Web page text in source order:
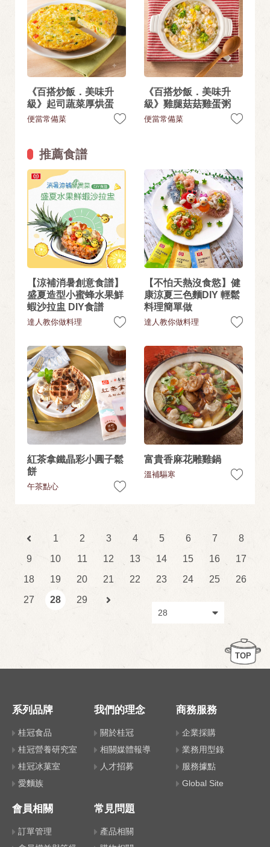
《百搭炒飯．美味升
級》起司蔬菜厚烘蛋
便當常備菜
《百搭炒飯．美味升
級》雞腿菇菇雞蛋粥
便當常備菜
推薦食譜
【涼補消暑創意食譜】
盛夏造型小蜜蜂水果鮮
蝦沙拉盅 DIY食譜
達人教你做料理
【不怕天熱沒食慾】健
康涼夏三色麵DIY 輕鬆
料理簡單做
達人教你做料理
紅茶拿鐵晶彩小圓子鬆
餅
午茶點心
富貴香麻花雕雞鍋
溫補驅寒
1 2 3 4 5 6 7
8
9
10 11 12 13 14 15 16
17
18
19 20 21 22 23 24 25
26
27
28 29
TOP
系列品牌
桂冠食品
桂冠營養研究室
桂冠冰菓室
愛麵族
我們的理念
關於桂冠
相關媒體報導
人才招募
商務服務
企業採購
業務用型錄
服務據點
Global Site
會員相關
訂單管理
常見問題
產品相關